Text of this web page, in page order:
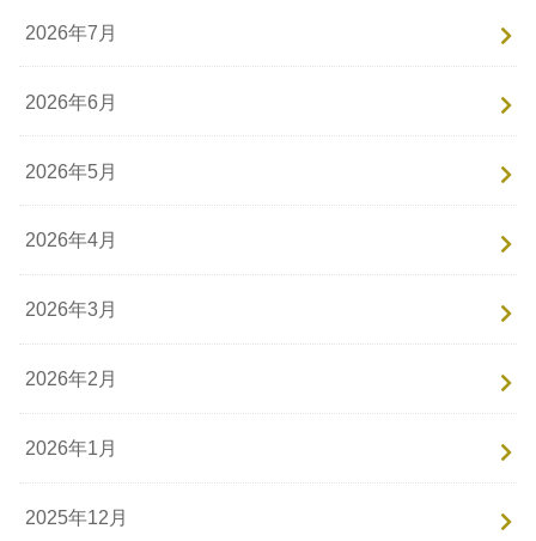
2026年7月
2026年6月
2026年5月
2026年4月
2026年3月
2026年2月
2026年1月
2025年12月